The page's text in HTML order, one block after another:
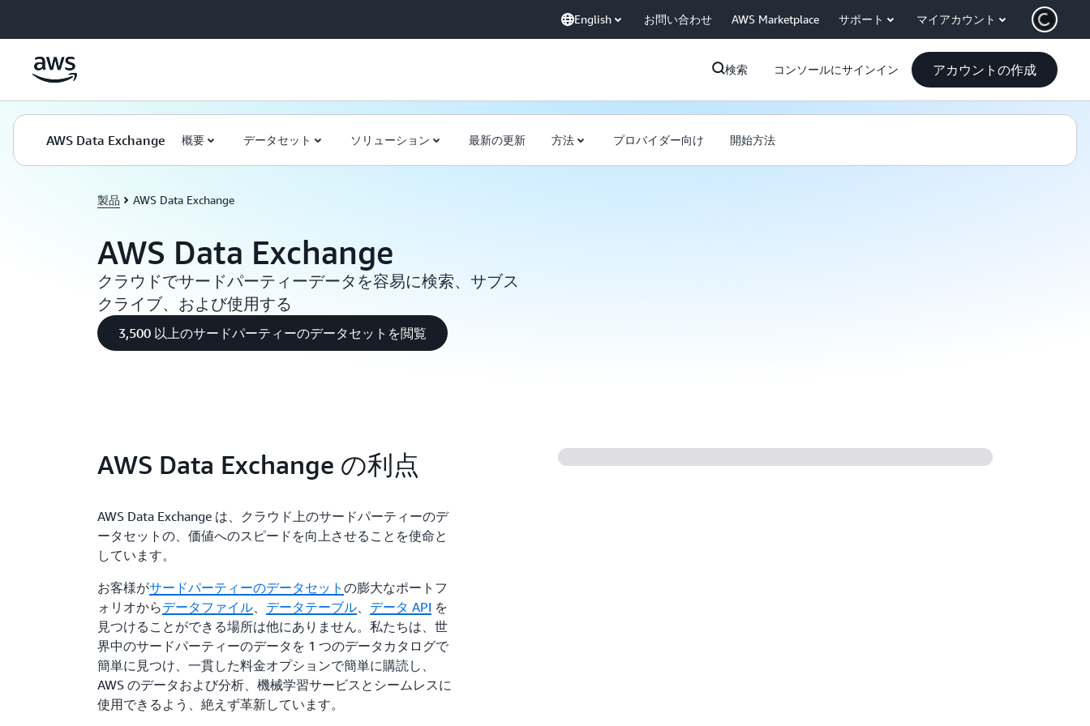
English お問い合わせ AWS Marketplace サポート マイアカウント
検索 コンソールにサインイン アカウントの作成
AWS Data Exchange 概要 データセット ソリューション 最新の更新 方法 プロバイダー向け 開始方法
製品 AWS Data Exchange
AWS Data Exchange
クラウドでサードパーティーデータを容易に検索、サブス
クライブ、および使用する
3,500 以上のサードパーティーのデータセットを閲覧
AWS Data Exchange の利点
AWS Data Exchange は、クラウド上のサードパーティーのデ
ータセットの、価値へのスピードを向上させることを使命と
しています。
お客様がサードパーティーのデータセットの膨大なポートフ
ォリオからデータファイル、 データテーブル、 データ API を
見つけることができる場所は他にありません。私たちは、世
界中のサードパーティーのデータを 1 つのデータカタログで
簡単に見つけ、一貫した料金オプションで簡単に購読し、
AWS のデータおよび分析、機械学習サービスとシームレスに
使用できるよう、絶えず革新しています。